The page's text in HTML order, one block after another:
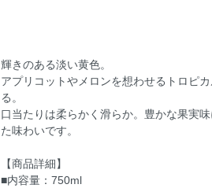
輝きのある淡い黄色。
アプリコットやメロンを想わせるトロピ
る。
口当たりは柔らかく滑らか。豊かな果実
た味わいです。
【商品詳細】
■内容量：750ml